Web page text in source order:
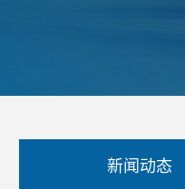
新闻动态